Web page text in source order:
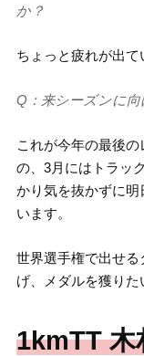
か？
ちょっと疲れが出て
Q：来シーズンに向
これが今年の最後
の、3月にはトラッ
かり気を抜かずに
います。
世界選手権で出せ
げ、メダルを獲りた
1kmTT 木